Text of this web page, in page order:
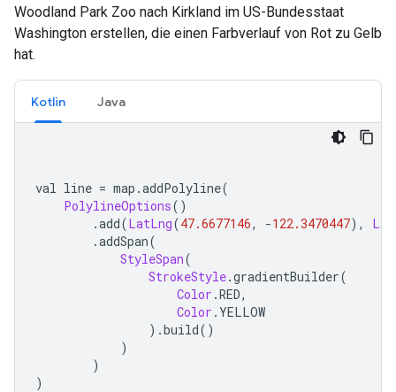
Woodland Park Zoo nach Kirkland im US-Bundesstaat
Washington erstellen, die einen Farbverlauf von Rot zu Gelb
hat.
Kotlin Java
val line = map .addPolyline(
PolylineOptions()
.add(LatLng(47.6677146, -122.3470447),
.addSpan(
StyleSpan(
StrokeStyle.gradientBuilder(
Color .RED,
Color . YELLOW
).build()
)
)
)